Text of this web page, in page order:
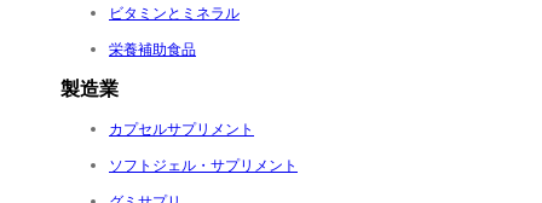
ビタミンとミネラル
栄養補助食品
製造業
カプセルサプリメント
ソフトジェル・サプリメント